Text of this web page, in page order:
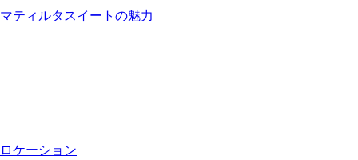
マティルタスイートの魅力
ロケーション